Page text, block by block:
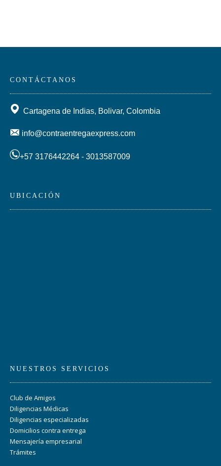
CONTÁCTANOS
Cartagena de Indias, Bolivar, Colombia
info@contraentregaexpress.com
+57 3176442264 - 3013587009
UBICACIÓN
NUESTROS SERVICIOS
Club de Amigos
Diligencias Médicas
Diligencias especializadas
Domicilios contra entrega
Mensajería empresarial
Trámites